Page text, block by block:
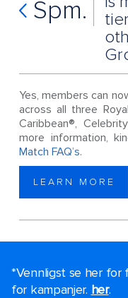
Spm.
Yes, members can
across all three
Caribbean®,
more information,
Match FAQ’s.
LEARN MORE
*Vennligst se her for
for kampanjer. her.